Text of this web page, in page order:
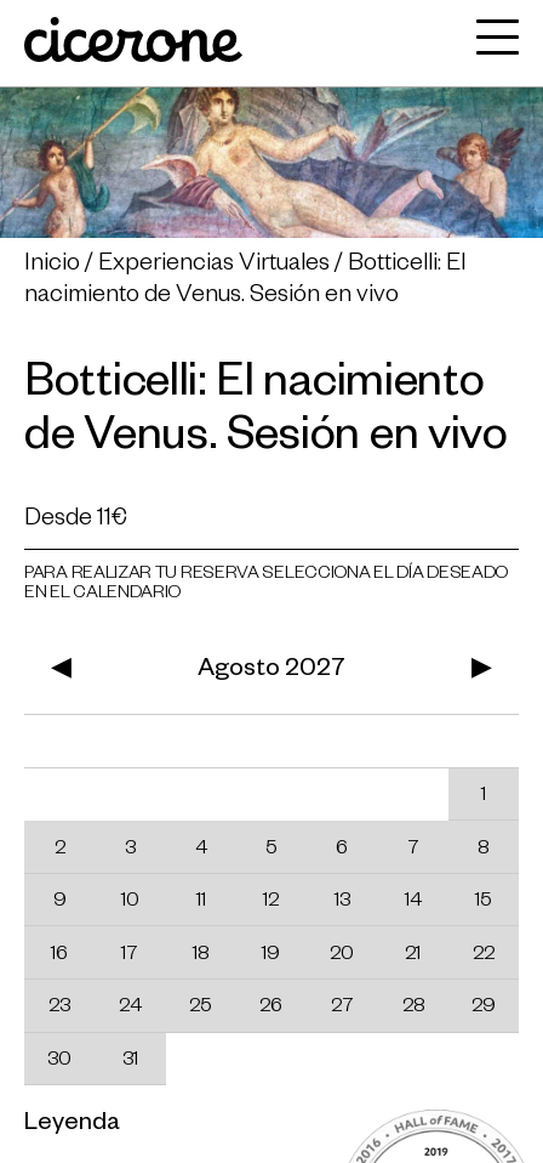
Inicio Experiencias Virtuales
Botticelli: El
nacimiento de Venus. Sesión en vivo
Botticelli: El nacimiento
de Venus. Sesión en vivo
Desde11€
PARA REALIZAR TU RESERVA SELECCIONA EL DÍA DESEADO
EN EL CALENDARIO
◀ Agosto 2027 ▶
1
2 3 4 5 6 7 8
9 10 11 12 13 14 15
16 17 18 19 20 21 22
23 24 25 26 27 28 29
30 31
Leyenda